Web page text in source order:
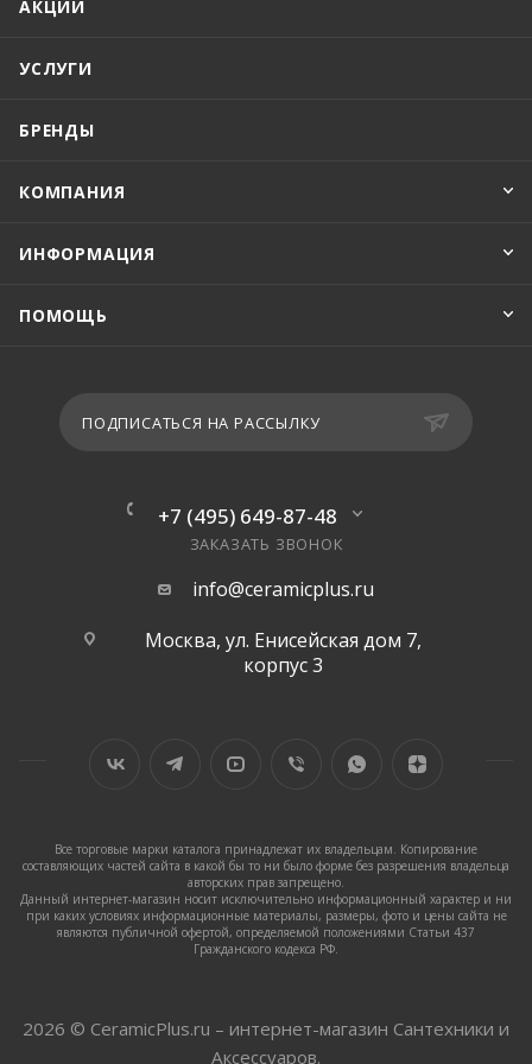
АКЦИИ
УСЛУГИ
БРЕНДЫ
КОМПАНИЯ
ИНФОРМАЦИЯ
ПОМОЩЬ
ПОДПИСАТЬСЯ НА РАССЫЛКУ
+7 (495) 649-87-48
ЗАКАЗАТЬ ЗВОНОК
info@ceramicplus.ru
Москва, ул. Енисейская дом 7,
корпус 3
Все торговые марки каталога принадлежат их владельцам. Копирование
составляющих частей сайта в какой бы то ни было форме без разрешения владельца
авторских прав запрещено.
Данный интернет-магазин носит исключительно информационный характер и ни
при каких условиях информационные материалы, размеры, фото и цены сайта не
являются публичной офертой, определяемой положениями Статьи 437
Гражданского кодекса РФ.
2026 © CeramicPlus.ru – интернет-магазин Сантехники и
Аксессуаров.